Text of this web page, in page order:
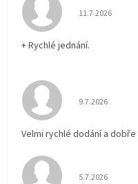
Hodnocení
11.7.2026
+ Rychlé jednání.
Hodnocení
9.7.2026
Velmi rychlé dodání a
Hodnocení
5.7.2026